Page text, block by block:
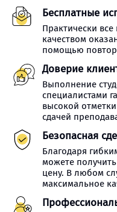
Бесплатные
Практически
качеством
помощью
Доверие
Выполнение
специалистами
высокой
сдачей
Безопасная
Благодаря
можете
цену. В любом
максимальное